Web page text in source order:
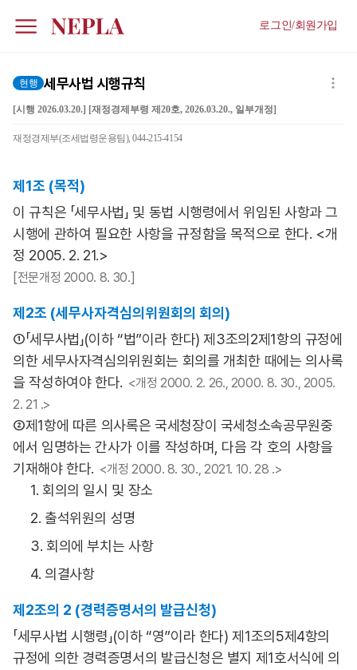
로그인/회원가입
현행 세무사법 시행규칙
[시행 2026.03.20.] [재정경제부령 제20호, 2026.03.20., 일부개정]
재정경제부(조세법령운용팀), 044-215-4154
제1조 (목적)
이 규칙은 「세무사법」 및 동법 시행령에서 위임된 사항과 그
시행에 관하여 필요한 사항을 규정함을 목적으로 한다. <개
정 2005. 2. 21.>
[전문개정 2000. 8. 30.]
제2조 (세무사자격심의위원회의 회의)
①「세무사법」(이하 “법”이라 한다) 제3조의2제1항의 규정에
의한 세무사자격심의위원회는 회의를 개최한 때에는 의사록
을 작성하여야 한다. <개정 2000. 2. 26., 2000. 8. 30., 2005.
2. 21 .>
②제1항에 따른 의사록은 국세청장이 국세청소속공무원중
에서 임명하는 간사가 이를 작성하며, 다음 각 호의 사항을
기재해야 한다. <개정 2000. 8. 30., 2021. 10. 28 .>
1. 회의의 일시 및 장소
2. 출석위원의 성명
3. 회의에 부치는 사항
4. 의결사항
제2조의 2 (경력증명서의 발급신청)
「세무사법 시행령」(이하 “영”이라 한다) 제1조의5제4항의
규정에 의한 경력증명서의 발급신청은 별지 제1호서식에 의